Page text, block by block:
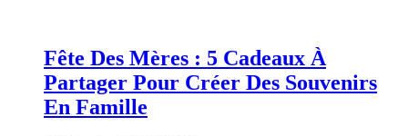
Fête Des Mères : 5 Cadeaux À
Partager Pour Créer Des Souvenirs
En Famille